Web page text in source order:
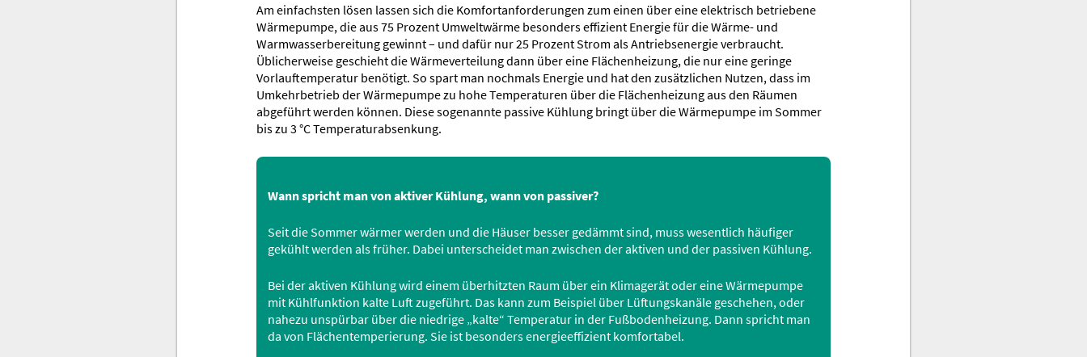
Am einfachsten lösen lassen sich die Komfortanforderungen zum einen über eine elektrisch betriebene
Wärmepumpe, die aus 75 Prozent Umweltwärme besonders effizient Energie für die Wärme- und
Warmwasserbereitung gewinnt – und dafür nur 25 Prozent Strom als Antriebsenergie verbraucht.
Üblicherweise geschieht die Wärmeverteilung dann über eine Flächenheizung, die nur eine geringe
Vorlauftemperatur benötigt. So spart man nochmals Energie und hat den zusätzlichen Nutzen, dass im
Umkehrbetrieb der Wärmepumpe zu hohe Temperaturen über die Flächenheizung aus den Räumen
abgeführt werden können. Diese sogenannte passive Kühlung bringt über die Wärmepumpe im Sommer
bis zu 3 °C Temperaturabsenkung.
Wann spricht man von aktiver Kühlung, wann von passiver?
Seit die Sommer wärmer werden und die Häuser besser gedämmt sind, muss wesentlich häufiger
gekühlt werden als früher. Dabei unterscheidet man zwischen der aktiven und der passiven Kühlung.
Bei der aktiven Kühlung wird einem überhitzten Raum über ein Klimagerät oder eine Wärmepumpe
mit Kühlfunktion kalte Luft zugeführt. Das kann zum Beispiel über Lüftungskanäle geschehen, oder
nahezu unspürbar über die niedrige „kalte“ Temperatur in der Fußbodenheizung. Dann spricht man
da von Flächentemperierung. Sie ist besonders energieeffizient komfortabel.